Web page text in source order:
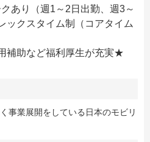
あり（週1～2日出勤、週3～
クスタイム制（コアタイム
補助など福利厚生が充実★
事業展開をしている日本のモビリ